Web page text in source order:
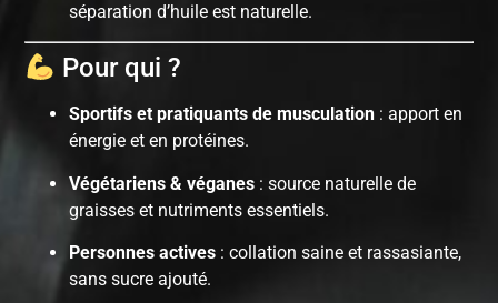
séparation d’huile est naturelle.
Pour qui ?
Sportifs et pratiquants de musculation : apport en
énergie et en protéines.
Végétariens & véganes : source naturelle de
graisses et nutriments essentiels.
Personnes actives : collation saine et rassasiante,
sans sucre ajouté.